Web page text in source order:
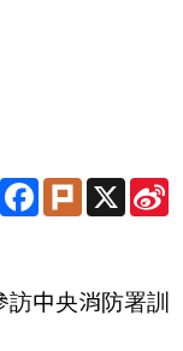
Facebook
PlurkX
訪中央消防署訓